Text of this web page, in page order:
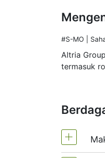
#S-MO |
Altria
termasuk